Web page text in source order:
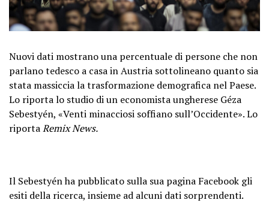
Nuovi dati mostrano una percentuale di persone che non
parlano tedesco a casa in Austria sottolineano quanto sia
stata massiccia la trasformazione demografica nel Paese.
Lo riporta lo studio di un economista ungherese Géza
Sebestyén, «Venti minacciosi soffiano sull’Occidente». Lo
riportaRemix News.
Il Sebestyén ha pubblicato sulla sua pagina Facebook gli
esiti della ricerca, insieme ad alcuni dati sorprendenti.